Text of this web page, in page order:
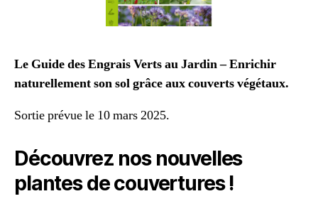
Le Guide des Engrais Verts au Jardin – Enrichir
naturellement son sol grâce aux couverts végétaux.
Sortie prévue le 10 mars 2025.
Découvrez nos nouvelles
plantes de couvertures !